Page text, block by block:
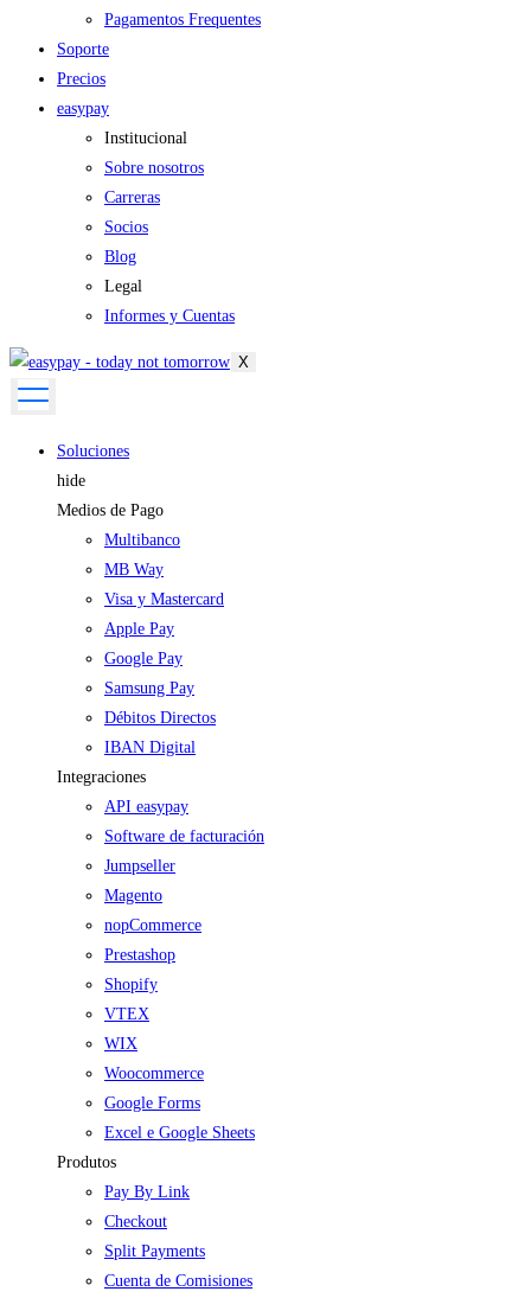
Pagamentos Frequentes
Soporte
Precios
easypay
Institucional
Sobre nosotros
Carreras
Socios
Blog
Legal
Informes y Cuentas
X
Soluciones
hide
Medios de Pago
Multibanco
MB Way
Visa y Mastercard
Apple Pay
Google Pay
Samsung Pay
Débitos Directos
IBAN Digital
Integraciones
API easypay
Software de facturación
Jumpseller
Magento
nopCommerce
Prestashop
Shopify
VTEX
WIX
Woocommerce
Google Forms
Excel e Google Sheets
Produtos
Pay By Link
Checkout
Split Payments
Cuenta de Comisiones